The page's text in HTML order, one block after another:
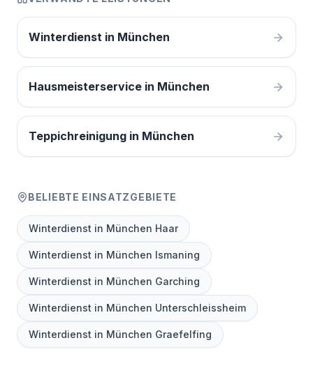
Winterdienst in München
Hausmeisterservice in München
Teppichreinigung in München
BELIEBTE EINSATZGEBIETE
Winterdienst in München Haar
Winterdienst in München Ismaning
Winterdienst in München Garching
Winterdienst in München Unterschleissheim
Winterdienst in München Graefelfing